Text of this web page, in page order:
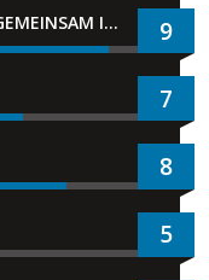
SUPER MARIO BROS. WONDER + GEMEINSAM IM BELLABEL-PARK 9
7
8
5